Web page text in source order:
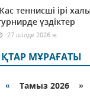
теннисші ірі
үздіктер
27 шілде 2026 ж.
МҰРАҒАТЫ
« Тамыз 2026 »